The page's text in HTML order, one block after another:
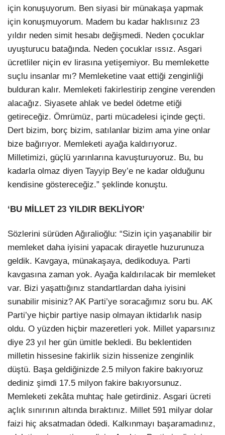
için konuşuyorum. Ben siyasi bir münakaşa yapmak
için konuşmuyorum. Madem bu kadar haklısınız 23
yıldır neden simit hesabı değişmedi. Neden çocuklar
uyuşturucu batağında. Neden çocuklar ıssız. Asgari
ücretliler niçin ev lirasına yetişemiyor. Bu memlekette
suçlu insanlar mı? Memleketine vaat ettiği zenginliği
bulduran kalır. Memleketi fakirlestirip zengine verenden
alacağız. Siyasete ahlak ve bedel ödetme etiği
getireceğiz. Ömrümüz, parti mücadelesi içinde geçti.
Dert bizim, borç bizim, satılanlar bizim ama yine onlar
bize bağırıyor. Memleketi ayağa kaldırıyoruz.
Milletimizi, güçlü yarınlarına kavuşturuyoruz. Bu, bu
kadarla olmaz diyen Tayyip Bey’e ne kadar olduğunu
kendisine göstereceğiz.” şeklinde konuştu.
‘BU MİLLET 23 YILDIR BEKLİYOR’
Sözlerini sürüden Ağıralioğlu: “Sizin için yaşanabilir bir
memleket daha iyisini yapacak dirayetle huzurunuza
geldik. Kavgaya, münakaşaya, dedikoduya. Parti
kavgasına zaman yok. Ayağa kaldırılacak bir memleket
var. Bizi yaşattığınız standartlardan daha iyisini
sunabilir misiniz? AK Parti’ye soracağımız soru bu. AK
Parti’ye hiçbir partiye nasip olmayan iktidarlık nasip
oldu. O yüzden hiçbir mazeretleri yok. Millet yaparsınız
diye 23 yıl her gün ümitle bekledi. Bu beklentiden
milletin hissesine fakirlik sizin hissenize zenginlik
düştü. Başa geldiğinizde 2.5 milyon fakire bakıyoruz
dediniz şimdi 17.5 milyon fakire bakıyorsunuz.
Memleketi zekâta muhtaç hale getirdiniz. Asgari ücreti
açlık sınırının altında bıraktınız. Millet 591 milyar dolar
faizi hiç aksatmadan ödedi. Kalkınmayı başaramadınız,